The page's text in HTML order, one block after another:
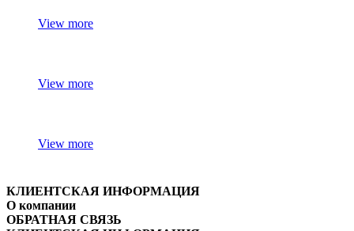
View more
View more
View more
КЛИЕНТСКАЯ ИНФОРМАЦИЯ
О компании
ОБРАТНАЯ СВЯЗЬ